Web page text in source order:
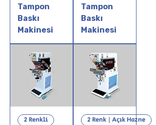
Tampon
Baskı
Makinesi
Tampon
Baskı
Makinesi
2 Renkli
2 Renk | Açık Hazne